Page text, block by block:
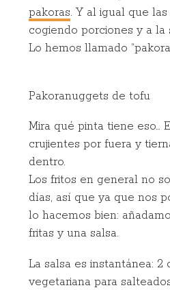
pakoras. Y al igual que
cogiendo porciones y a la
Lo hemos llamado “
Pakoranuggets de tofu
Mira qué pinta tiene eso…
crujientes por fuera y
dentro.
Los fritos en general no
días, así que ya que nos
lo hacemos bien:
fritas y una salsa.
La salsa es instantánea: 2
vegetariana para